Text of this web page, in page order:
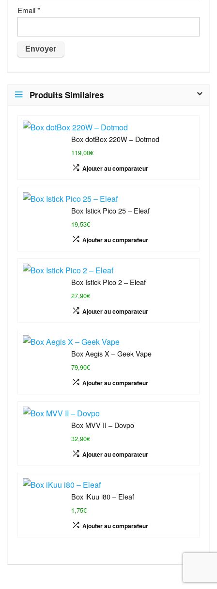
Email*
Produits Similaires
Box dotBox 220W – Dotmod
119,00€
Ajouter au comparateur
Box Istick Pico 25 – Eleaf
19,53€
Ajouter au comparateur
Box Istick Pico 2 – Eleaf
27,90€
Ajouter au comparateur
Box Aegis X – Geek Vape
79,90€
Ajouter au comparateur
Box MVV II – Dovpo
32,90€
Ajouter au comparateur
Box iKuu i80 – Eleaf
1,75€
Ajouter au comparateur